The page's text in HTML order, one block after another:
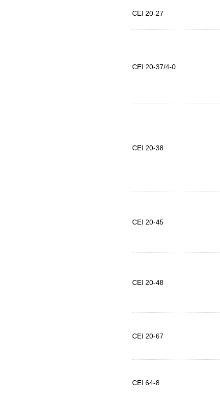
CEI 20-27
CEI 20-37/4-0
CEI 20-38
CEI 20-45
CEI 20-48
CEI 20-67
CEI 64-8